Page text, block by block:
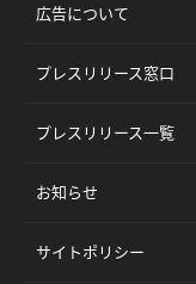
広告について
プレスリリース窓口
プレスリリース一覧
お知らせ
サイトポリシー